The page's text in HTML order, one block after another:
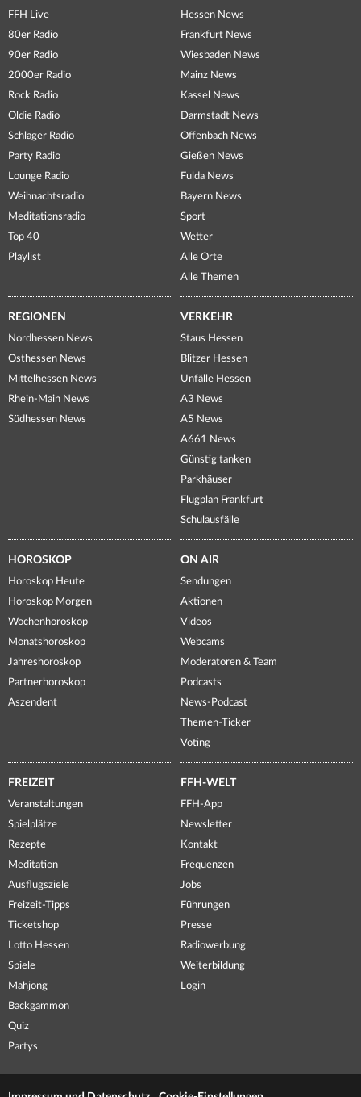
FFH Live
80er Radio
90er Radio
2000er Radio
Rock Radio
Oldie Radio
Schlager Radio
Party Radio
Lounge Radio
Weihnachtsradio
Meditationsradio
Top 40
Playlist
Hessen News
Frankfurt News
Wiesbaden News
Mainz News
Kassel News
Darmstadt News
Offenbach News
Gießen News
Fulda News
Bayern News
Sport
Wetter
Alle Orte
Alle Themen
REGIONEN
Nordhessen News
Osthessen News
Mittelhessen News
Rhein-Main News
Südhessen News
VERKEHR
Staus Hessen
Blitzer Hessen
Unfälle Hessen
A3 News
A5 News
A661 News
Günstig tanken
Parkhäuser
Flugplan Frankfurt
Schulausfälle
HOROSKOP
Horoskop Heute
Horoskop Morgen
Wochenhoroskop
Monatshoroskop
Jahreshoroskop
Partnerhoroskop
Aszendent
ON AIR
Sendungen
Aktionen
Videos
Webcams
Moderatoren & Team
Podcasts
News-Podcast
Themen-Ticker
Voting
FREIZEIT
Veranstaltungen
Spielplätze
Rezepte
Meditation
Ausflugsziele
Freizeit-Tipps
Ticketshop
Lotto Hessen
Spiele
Mahjong
Backgammon
Quiz
Partys
FFH-WELT
FFH-App
Newsletter
Kontakt
Frequenzen
Jobs
Führungen
Presse
Radiowerbung
Weiterbildung
Login